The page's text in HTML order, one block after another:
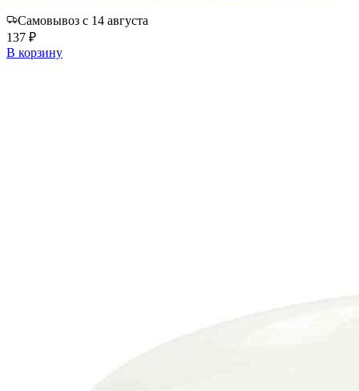
Самовывоз с 14 августа
137 ₽
В корзину